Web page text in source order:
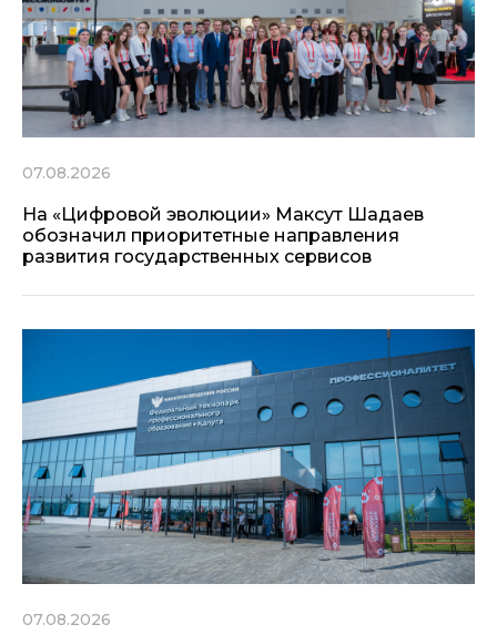
07.08.2026
На «Цифровой эволюции» Максут Шадаев
обозначил приоритетные направления
развития государственных сервисов
07.08.2026